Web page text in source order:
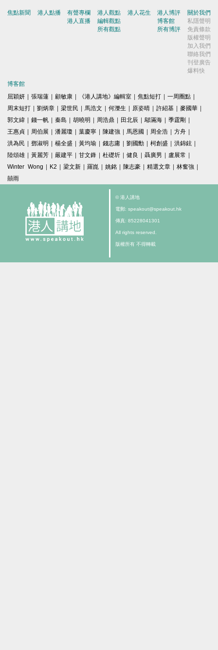
焦點新聞 港人點播
有聲專欄
港人直播
港人觀點
編輯觀點
所有觀點
港人花生
港人博評
博客館
所有博評
關於我們
私隱聲明
免責條款
版權聲明
加入我們
聯絡我們
刊登廣告
爆料快
博客館
屈穎妍 | 張瑞蓮 | 顧敏康 | 《港人講地》編輯室 | 焦點短打 | 一周圈點 |
周末短打 | 劉炳章 | 梁世民 | 馬浩文 | 何濼生 | 原姿晴 | 許紹基 | 麥國華 |
郭文緯 | 錢一帆 | 秦島 | 胡曉明 | 周浩鼎 | 田北辰 | 鄔滿海 | 季霆剛 |
王惠貞 | 周伯展 | 潘麗瓊 | 葉慶寧 | 陳建強 | 馬恩國 | 周全浩 | 方舟 |
洪為民 | 鄧淑明 | 楊全盛 | 黃均瑜 | 錢志庸 | 劉國勳 | 柯創盛 | 洪錦鉉 |
陸頌雄 | 黃麗芳 | 嚴建平 | 甘文鋒 | 杜礎圻 | 健良 | 聶廣男 | 盧展常 |
Winter Wong | K2 | 梁文新 | 羅崑 | 姚銘 | 陳志豪 | 精選文章 | 林奮強 |
囍雨
© 港人講地
電郵: speakout@speakout.hk
傳真: 85228041301
All rights reserved.
版權所有 不得轉載